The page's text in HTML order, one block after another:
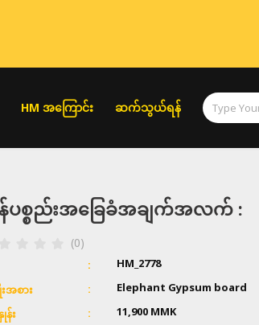
HM အကြောင်း ဆက်သွယ်ရန်
ပစ္စည်းအခြေခံအချက်အလက် :
(0)
HM_2778
အစား Elephant Gypsum board
န်း 11,900MMK